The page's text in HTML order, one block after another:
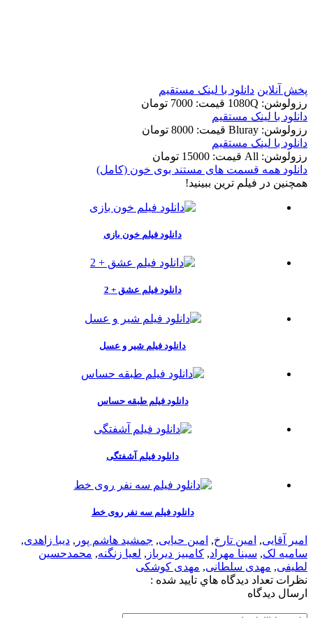
پخش آنلاین دانلود با لينک مستقيم
رزولوشن: 1080Q
قيمت: 7000 تومان
دانلود با لينک مستقيم
رزولوشن: Bluray
قيمت: 8000 تومان
دانلود با لينک مستقيم
رزولوشن: All
قيمت: 15000 تومان
دانلود همه قسمت های مستند بوی خون (کامل)
همچنين در فيلم ترين ببينيد!
دانلود فیلم خون بازی
دانلود فیلم عشق + 2
دانلود فیلم شیر و عسل
دانلود فیلم طبقه حساس
دانلود فیلم آشفتگی
دانلود فیلم سه نفر روی خط
امیر آقایی, امین تارخ, امین حیایی, جمشید هاشم پور , دیبا زاهدی,
سامیه لک, سینا مهراد, کامبیز دیرباز , لعیا زنگنه, محمدحسین
لطیفی, مهدی سلطانی, مهدی کوشکی
نظرات تعداد ديدگاه هاي تاييد شده :
ارسال ديدگاه